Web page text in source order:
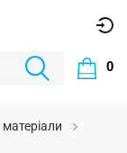
0